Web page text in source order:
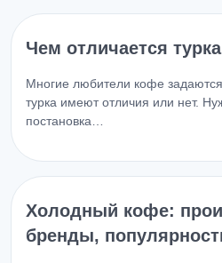
Чем отличается
Многие любители кофе
турка имеют отличия или нет.
постановка…
Холодный кофе:
бренды,